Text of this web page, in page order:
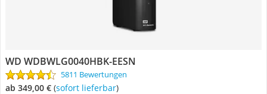
WD WDBWLG0040HBK-EESN
5811 Bewertungen
ab 349,00 € ( Sofort lieferbar)